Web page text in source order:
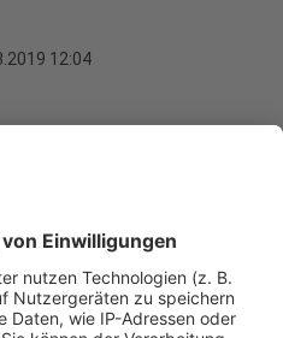
12:04
ein seine Mutter erinnert
soll die Frau bei dem
von hinten
Messer attackiert haben.